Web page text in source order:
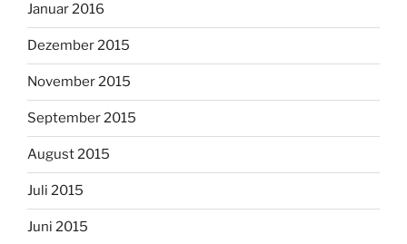
Januar 2016
Dezember 2015
November 2015
September 2015
August 2015
Juli 2015
Juni 2015